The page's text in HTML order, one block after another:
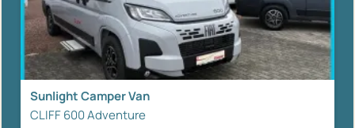
Sunlight Camper Van
CLIFF 600 Adventure